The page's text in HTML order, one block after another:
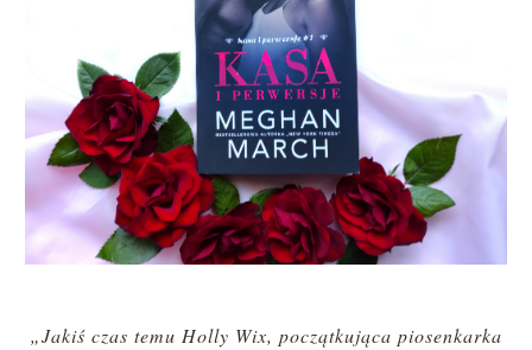
„Jakiś czas temu Holly Wix, początkująca piosenkarka